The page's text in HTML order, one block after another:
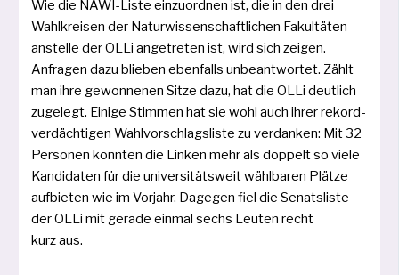
Wie die NAWI-Liste ein­zu­ord­nen ist, die in den drei
Wahlkreisen der Naturwissenschaftlichen Fakultäten
anstel­le der OLLi ange­tre­ten ist, wird sich zei­gen.
Anfragen dazu blie­ben eben­falls unbe­ant­wor­tet. Zählt
man ihre gewon­ne­nen Sitze dazu, hat die OLLi deut­lich
zuge­legt. Einige Stimmen hat sie wohl auch ihrer rekord­
ver­däch­ti­gen Wahlvorschlagsliste zu ver­dan­ken: Mit 32
Personen konn­ten die Linken mehr als dop­pelt so vie­le
Kandidaten für die uni­ver­si­täts­weit wähl­ba­ren Plätze
auf­bie­ten wie im Vorjahr. Dagegen fiel die Senatsliste
der OLLi mit gera­de ein­mal sechs Leuten recht
kurz aus.